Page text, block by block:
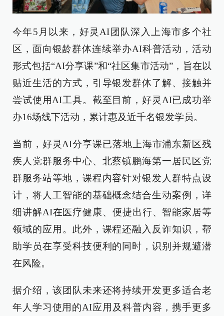
今年5月以来，好灵AI团队深入上海市多个社
区，面向银龄群体连续举办AI科普活动，活动
形式包括“AI分享课”和“社区集市活动”，旨在以
贴近生活的方式，引导银发群体了解、接触并
尝试使用AI工具。截至目前，好灵AI已成功举
办16场线下活动，累计惠及近千名银发学员。
当前，好灵AI分享课已落地上海市浦东新区残
疾人党群服务中心、北蔡镇鹏海第一居民区党
群服务站等地，课程内容针对银发人群特点设
计，将人工智能的基础概念结合生动案例，详
细讲解AI在医疗健康、便捷出行、智能家居等
领域的应用。此外，课程还融入反诈知识，帮
助学员在享受科技便利的同时，识别并规避潜
在风险。
据介绍，该团队未来还将持续开发更多适合老
年人学习使用的AI应用及科普内容，携手更多